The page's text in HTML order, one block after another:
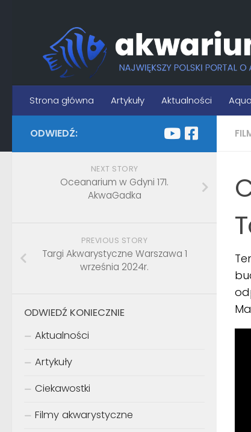
Strona główna Artykuły Aktualności
ODWIEDŹ:
NEXT STORY
Oceanarium w Gdyni 171.
AkwaGadka
PREVIOUS STORY
Targi Akwarystyczne Warszawa 1
września 2024r.
ODWIEDŹ KONIECZNIE
Aktualności
Artykuły
Ciekawostki
Filmy akwarystyczne